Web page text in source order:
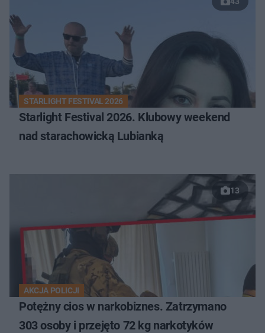
STARLIGHT FESTIVAL 2026
Starlight Festival 2026. Klubowy weekend
nad starachowicką Lubianką
13
AKCJA POLICJI
Potężny cios w narkobiznes. Zatrzymano
303 osoby i przejęto 72 kg narkotyków